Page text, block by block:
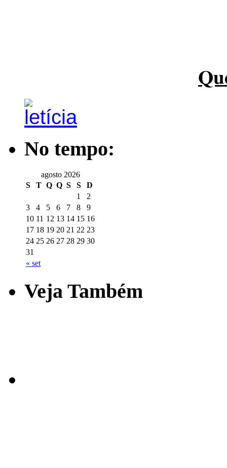
No tempo:
agosto 2026
S
T Q Q S S D
« set
1
2
3
4 5 6 7 8
9
10 11 12 13 14 15 16
17 18 19 20 21 22 23
24 25 26 27 28 29 30
31
Veja Também